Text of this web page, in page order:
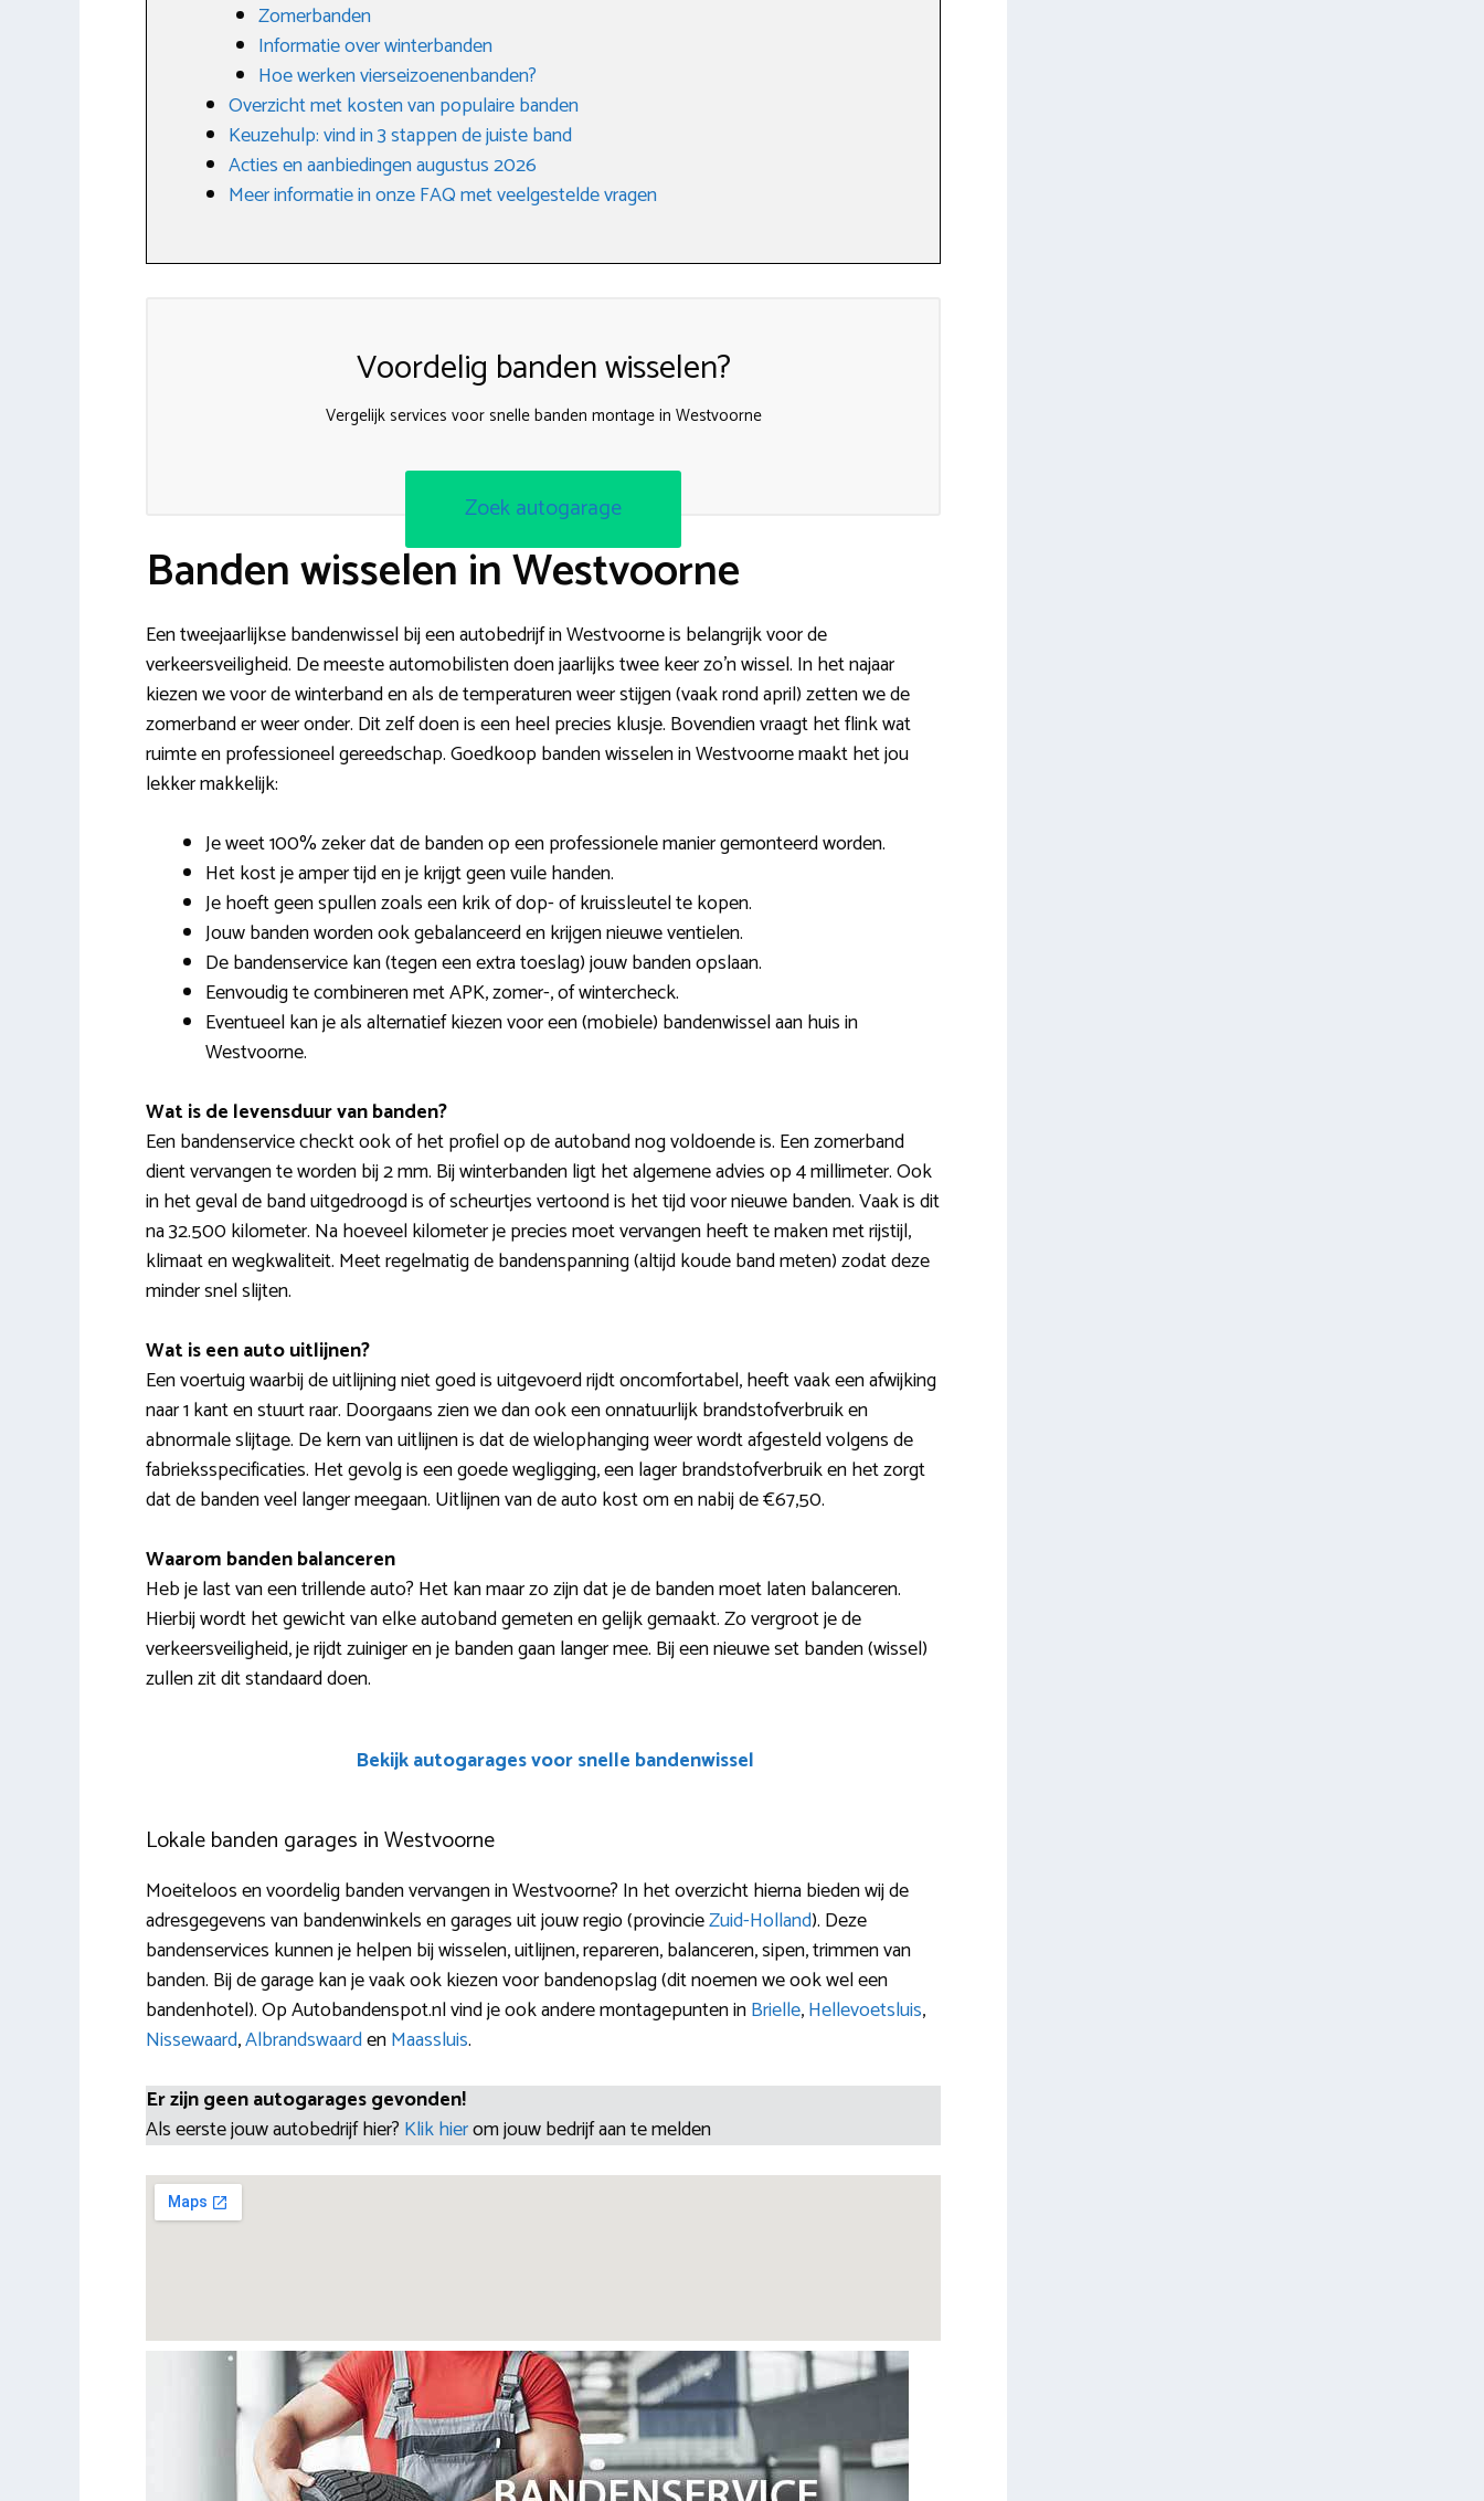
Zomerbanden
Informatie over winterbanden
Hoe werken vierseizoenenbanden?
Overzicht met kosten van populaire banden
Keuzehulp: vind in 3 stappen de juiste band
Acties en aanbiedingen augustus 2026
Meer informatie in onze FAQ met veelgestelde vragen
Voordelig banden wisselen?
Vergelijk services voor snelle banden montage in Westvoorne
Zoek autogarage
Banden wisselen in Westvoorne
Een tweejaarlijkse bandenwissel bij een autobedrijf in Westvoorne is belangrijk voor de
verkeersveiligheid. De meeste automobilisten doen jaarlijks twee keer zo’n wissel. In het najaar
kiezen we voor de winterband en als de temperaturen weer stijgen (vaak rond april) zetten we de
zomerband er weer onder. Dit zelf doen is een heel precies klusje. Bovendien vraagt het flink wat
ruimte en professioneel gereedschap. Goedkoop banden wisselen in Westvoorne maakt het jou
lekker makkelijk:
Je weet 100% zeker dat de banden op een professionele manier gemonteerd worden.
Het kost je amper tijd en je krijgt geen vuile handen.
Je hoeft geen spullen zoals een krik of dop- of kruissleutel te kopen.
Jouw banden worden ook gebalanceerd en krijgen nieuwe ventielen.
De bandenservice kan (tegen een extra toeslag) jouw banden opslaan.
Eenvoudig te combineren met APK, zomer-, of wintercheck.
Eventueel kan je als alternatief kiezen voor een (mobiele) bandenwissel aan huis in
Westvoorne.
Wat is de levensduur van banden?
Een bandenservice checkt ook of het profiel op de autoband nog voldoende is. Een zomerband
dient vervangen te worden bij 2 mm. Bij winterbanden ligt het algemene advies op 4 millimeter. Ook
in het geval de band uitgedroogd is of scheurtjes vertoond is het tijd voor nieuwe banden. Vaak is dit
na 32.500 kilometer. Na hoeveel kilometer je precies moet vervangen heeft te maken met rijstijl,
klimaat en wegkwaliteit. Meet regelmatig de bandenspanning (altijd koude band meten) zodat deze
minder snel slijten.
Wat is een auto uitlijnen?
Een voertuig waarbij de uitlijning niet goed is uitgevoerd rijdt oncomfortabel, heeft vaak een afwijking
naar 1 kant en stuurt raar. Doorgaans zien we dan ook een onnatuurlijk brandstofverbruik en
abnormale slijtage. De kern van uitlijnen is dat de wielophanging weer wordt afgesteld volgens de
fabrieksspecificaties. Het gevolg is een goede wegligging, een lager brandstofverbruik en het zorgt
dat de banden veel langer meegaan. Uitlijnen van de auto kost om en nabij de €67,50.
Waarom banden balanceren
Heb je last van een trillende auto? Het kan maar zo zijn dat je de banden moet laten balanceren.
Hierbij wordt het gewicht van elke autoband gemeten en gelijk gemaakt. Zo vergroot je de
verkeersveiligheid, je rijdt zuiniger en je banden gaan langer mee. Bij een nieuwe set banden (wissel)
zullen zit dit standaard doen.
Bekijk autogarages voor snelle bandenwissel
Lokale banden garages in Westvoorne
Moeiteloos en voordelig banden vervangen in Westvoorne? In het overzicht hierna bieden wij de
adresgegevens van bandenwinkels en garages uit jouw regio (provincieZuid-Holland). Deze
bandenservices kunnen je helpen bij wisselen, uitlijnen, repareren, balanceren, sipen, trimmen van
banden. Bij de garage kan je vaak ook kiezen voor bandenopslag (dit noemen we ook wel een
bandenhotel). Op Autobandenspot.nl vind je ook andere montagepunten inBrielle,Hellevoetsluis,
Nissewaard,AlbrandswaardenMaassluis.
Er zijn geen autogarages gevonden!
Als eerste jouw autobedrijf hier? Klik hierom jouw bedrijf aan te melden